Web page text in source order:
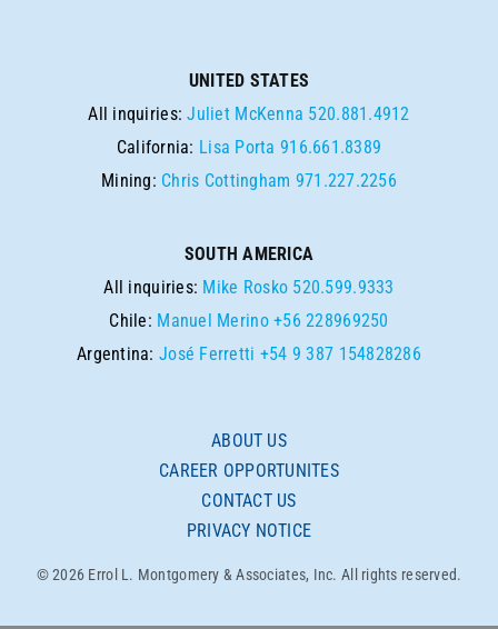
UNITED STATES
All inquiries:Juliet McKenna 520.881.4912
California: Lisa Porta 916.661.8389
Mining: Chris Cottingham 971.227.2256
SOUTH AMERICA
All inquiries: Mike Rosko 520.599.9333
Chile: Manuel Merino +56 228969250
Argentina:José Ferretti +54 9 387 154828286
ABOUT US
CAREER OPPORTUNITES
CONTACT US
PRIVACY NOTICE
© 2026 Errol L. Montgomery & Associates, Inc. All rights reserved.